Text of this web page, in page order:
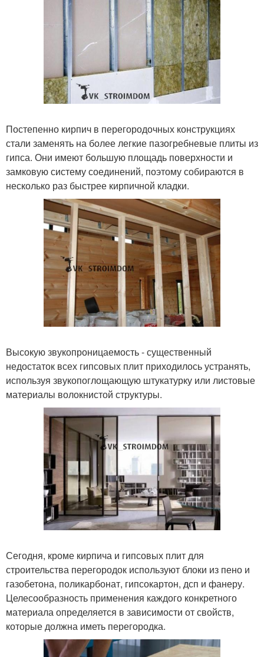
Постепенно кирпич в перегородочных конструкциях
стали заменять на более легкие пазогребневые плиты из
гипса. Они имеют большую площадь поверхности и
замковую систему соединений, поэтому собираются в
несколько раз быстрее кирпичной кладки.
Высокую звукопроницаемость - существенный
недостаток всех гипсовых плит приходилось устранять,
используя звукопоглощающую штукатурку или листовые
материалы волокнистой структуры.
Сегодня, кроме кирпича и гипсовых плит для
строительства перегородок используют блоки из пено и
газобетона, поликарбонат, гипсокартон, дсп и фанеру.
Целесообразность применения каждого конкретного
материала определяется в зависимости от свойств,
которые должна иметь перегородка.